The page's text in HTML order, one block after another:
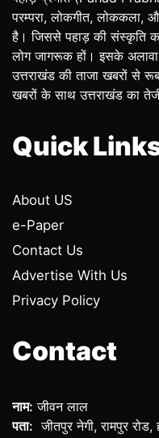
परम्परा, लोकगीत, लोककला,
है। जिससे पहाड़ की संस्कृति
लोग जागरूक हों। इसके
उत्तराखंड की ताजा खबरों से
खबरों के साथ उत्तराखंड का
Quick
About US
e-Paper
Contact Us
Advertise With Us
Privacy Policy
Contact
नाम: जीवन लाल
पता: जीतपुर नेगी, रामपुर रोड,